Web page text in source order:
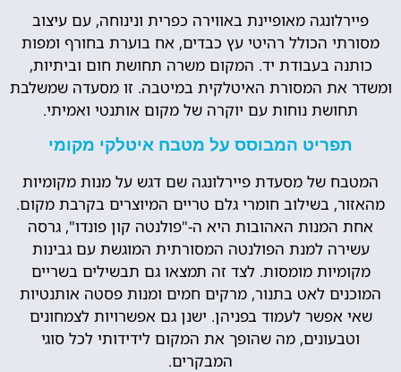
פיירלונגה מאופיינת באווירה כפרית ונינוחה, עם עיצוב
מסורתי הכולל רהיטי עץ כבדים, אח בוערת בחורף ומפות
כותנה בעבודת יד. המקום משרה תחושת חום וביתיות,
ומשדר את המסורת האיטלקית במיטבה. זו מסעדה שמשלבת
תחושת נוחות עם יוקרה של מקום אותנטי ואמיתי.
תפריט המבוסס על מטבח איטלקי מקומי
המטבח של מסעדת פיירלונגה שם דגש על מנות מקומיות
מהאזור, בשילוב חומרי גלם טריים המיוצרים בקרבת מקום.
אחת המנות האהובות היא ה-"פולנטה קון פונדו", גרסה
עשירה למנת הפולנטה המסורתית המוגשת עם גבינות
מקומיות מומסות. לצד זה תמצאו גם תבשילים בשריים
המוכנים לאט בתנור, מרקים חמים ומנות פסטה אותנטיות
שאי אפשר לעמוד בפניהן. ישנן גם אפשרויות לצמחונים
וטבעונים, מה שהופך את המקום לידידותי לכל סוגי
המבקרים.